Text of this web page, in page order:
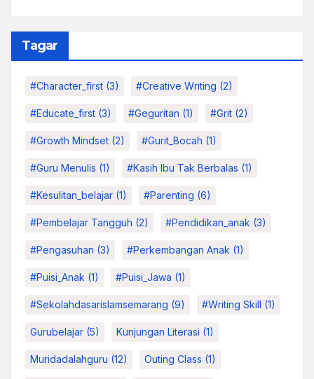
Tagar
#character_first (3) #Creative Writing (2)
#educate_first (3) #Geguritan (1) #grit (2)
#growth Mindset (2) #Gurit_Bocah (1)
#Guru Menulis (1) #kasih Ibu Tak Berbalas (1)
#kesulitan_belajar (1) #parenting (6)
#pembelajar Tangguh (2) #pendidikan_anak (3)
#pengasuhan (3) #Perkembangan Anak (1)
#Puisi_Anak (1) #Puisi_Jawa (1)
#sekolahdasarislamsemarang (9) #Writing Skill (1)
Gurubelajar (5) Kunjungan Literasi (1)
Muridadalahguru (12) Outing Class (1)